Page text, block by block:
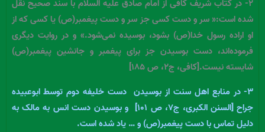
۲- در کتاب شریف کافی از امام صادق علیه السلام با سند صحیح نقل
شده است:« سر و دست کسی جز سر و دست پیغمبر(ص) یا کسی که از
او اراده رسول خدا(ص) بشود، بوسیده نمی‌شود.» و در روایت دیگری
فرموده‌اند، دست بوسیدن جز برای پیغمبر و جانشین پیغمبر(ص)
شایسته نیست.[کافی، ج۲، ص ۱۸۵]
۳- د‌ر منابع اهل سنت از بوسیدن دست خلیفه دوم توسط ابوعبیده
جراح [السنن الکبری، ج۷، ص ۱۰۱] و بوسیدن دست انس به مالک به
دلیل تماس با دست پیغمبر(ص) و … یاد شده است.